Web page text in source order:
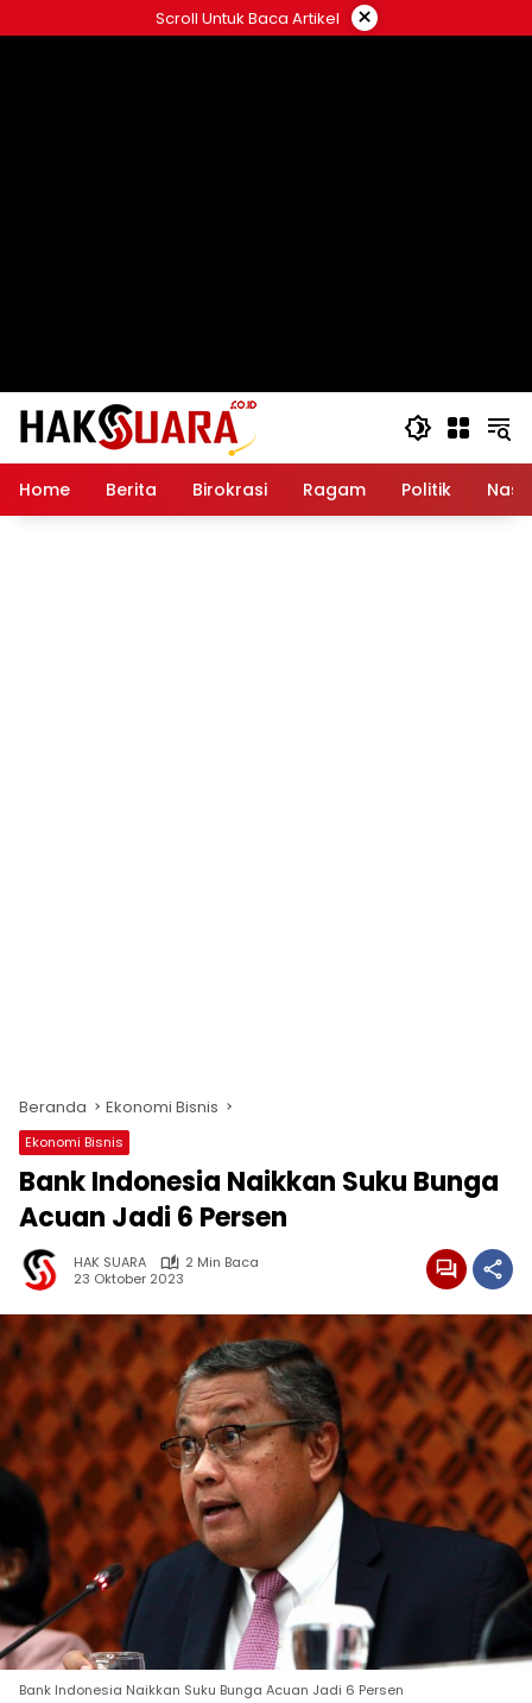
ke
Scroll Untuk Baca Artikel ×
Home Berita Birokrasi Ragam Politik
Beranda Ekonomi Bisnis
Ekonomi Bisnis
Bank Indonesia Naikkan Suku Bunga
Acuan Jadi 6 Persen
HAK SUARA
2 Min Baca
23 Oktober 2023
Bank Indonesia Naikkan Suku Bunga Acuan Jadi 6 Persen